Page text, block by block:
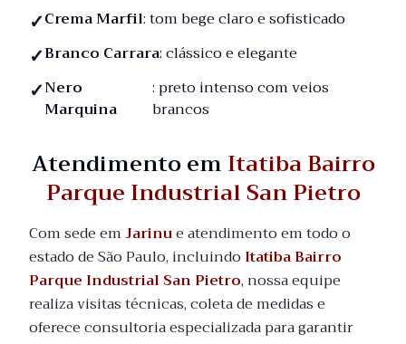
Crema Marfil: tom bege claro e sofisticado
Branco Carrara: clássico e elegante
Nero
Marquina
: preto intenso com veios
brancos
Atendimento emItatiba Bairro
Parque Industrial San Pietro
Com sede emJarinue atendimento em todo o
estado de São Paulo, incluindo Itatiba Bairro
Parque Industrial San Pietro, nossa equipe
realiza visitas técnicas, coleta de medidas e
oferece consultoria especializada para garantir